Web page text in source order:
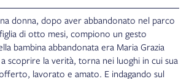
donna, dopo aver abbandonato nel parco
di otto mesi, compiono un gesto
bambina abbandonata era Maria Grazia
scoprire la verità, torna nei luoghi in cui sua
lavorato e amato. E indagando sul